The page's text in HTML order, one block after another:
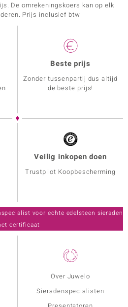
De omrekeningskoers kan op elk
Prijs inclusief btw
Over Juwelo
Sieradenspecialisten
Beste prijs
Zonder tussenpartij dus altijd
de beste prijs!
Veilig inkopen doen
Trustpilot Koopbescherming
voor echte edelsteen sieraden
certificaat